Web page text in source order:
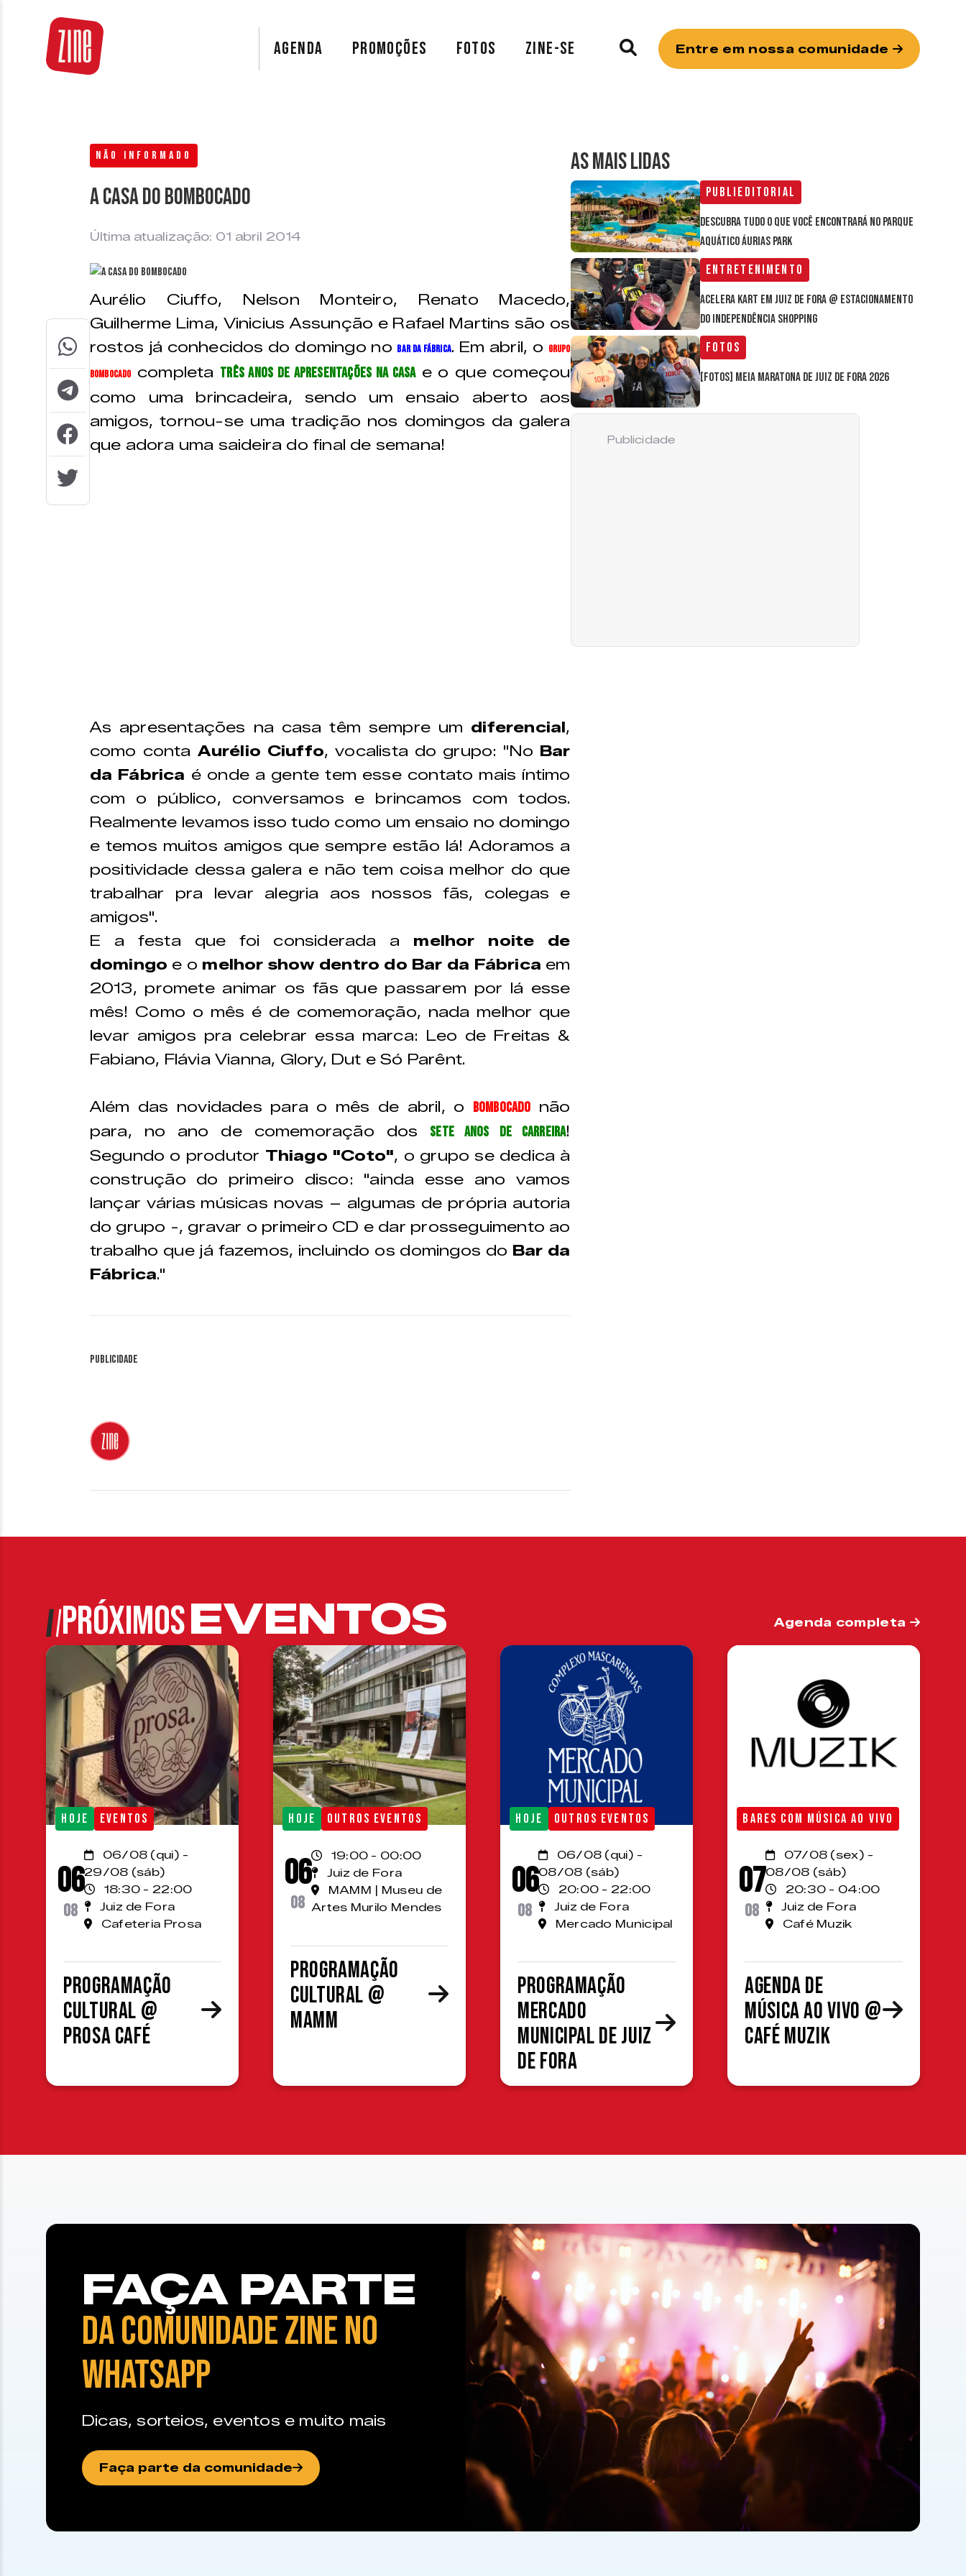
AGENDA PROMOÇÕES FOTOS ZINE-SE Entre em nossa comunidade
NÃO INFORMADO
A casa do Bombocado
Última atualização: 01 abril 2014
Aurélio Ciuffo, Nelson Monteiro, Renato Macedo,
Guilherme Lima, Vinicius Assunção e Rafael Martins são os
rostos já conhecidos do domingo no Bar da Fábrica. Em abril, o Grupo
Bombocadocompleta três anos de apresentações na casae o que começou
como uma brincadeira, sendo um ensaio aberto aos
amigos, tornou-se uma tradição nos domingos da galera
que adora uma saideira do final de semana!
As apresentações na casa têm sempre um diferencial,
como conta Aurélio Ciuffo, vocalista do grupo: "No Bar
da Fábrica é onde a gente tem esse contato mais íntimo
com o público, conversamos e brincamos com todos.
Realmente levamos isso tudo como um ensaio no domingo
e temos muitos amigos que sempre estão lá! Adoramos a
positividade dessa galera e não tem coisa melhor do que
trabalhar pra levar alegria aos nossos fãs, colegas e
amigos".
E a festa que foi considerada a melhor noite de
domingo e o melhor show dentro do Bar da Fábrica em
2013, promete animar os fãs que passarem por lá esse
mês! Como o mês é de comemoração, nada melhor que
levar amigos pra celebrar essa marca: Leo de Freitas &
Fabiano, Flávia Vianna, Glory, Dut e Só Parênt.
Além das novidades para o mês de abril, o Bombocado não
para, no ano de comemoração dos sete anos de carreira!
Segundo o produtor Thiago "Coto", o grupo se dedica à
construção do primeiro disco: "ainda esse ano vamos
lançar várias músicas novas – algumas de própria autoria
do grupo -, gravar o primeiro CD e dar prosseguimento ao
trabalho que já fazemos, incluindo os domingos do Bar da
Fábrica."
Publicidade
AS MAIS LIDAS
Publieditorial
Descubra tudo o que você encontrará no parque
aquático Áurias Park
Entretenimento
Acelera Kart em Juiz de Fora @ estacionamento
do Independência Shopping
Fotos
[FOTOS] Meia Maratona de Juiz de Fora 2026
Publicidade
PRÓXIMOSEVENTOS Agenda completa
HOJE EVENTOS
06
08
06/08 (qui) -
29/08 (sáb)
18:30 - 22:00
Juiz de Fora
Cafeteria Prosa
Programação
cultural @
Prosa Café
HOJE OUTROS EVENTOS
06
08
19:00 - 00:00
Juiz de Fora
MAMM | Museu de
Artes Murilo Mendes
Programação
cultural @
MAMM
HOJE OUTROS EVENTOS
06
08
06/08 (qui) -
08/08 (sáb)
20:00 - 22:00
Juiz de Fora
Mercado Municipal
Programação
Mercado
Municipal de Juiz
de Fora
BARES COM MÚSICA AO VIVO
07
08
07/08 (sex) -
08/08 (sáb)
20:30 - 04:00
Juiz de Fora
Café Muzik
Agenda de
Música ao Vivo @
Café Muzik
FAÇA PARTE
DA COMUNIDADE ZINE NO
WHATSAPP
Dicas, sorteios, eventos e muito mais
Faça parte da comunidade